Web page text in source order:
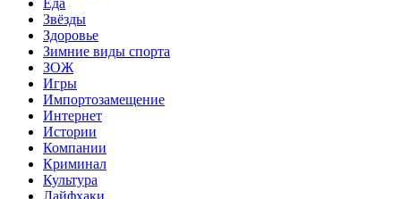
Звёзды
Здоровье
Зимние виды спорта
ЗОЖ
Игры
Импортозамещение
Интернет
Истории
Компании
Криминал
Культура
Лайфхаки